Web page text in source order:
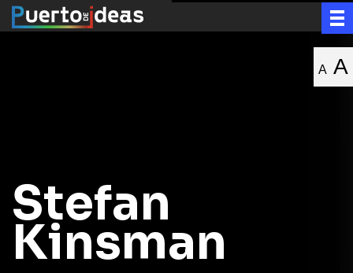
A A
Stefan
Kinsman